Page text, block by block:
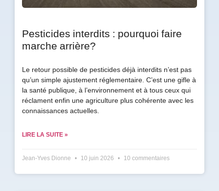
Pesticides interdits : pourquoi faire
marche arrière?
Le retour possible de pesticides déjà interdits n’est pas
qu’un simple ajustement réglementaire. C’est une gifle à
la santé publique, à l’environnement et à tous ceux qui
réclament enfin une agriculture plus cohérente avec les
connaissances actuelles.
LIRE LA SUITE »
Jean-Yves Dionne 10 juin 2026 10 commentaires